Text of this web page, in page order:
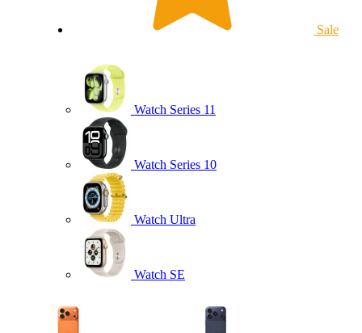
Sale
Watch Series 11
Watch Series 10
Watch Ultra
Watch SE